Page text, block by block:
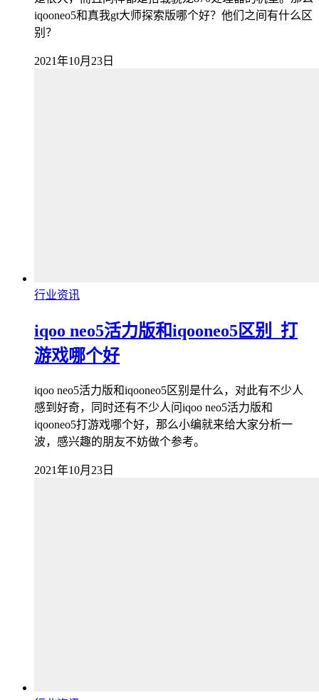
iqooneo5和真我gt大师探索版哪个好？他们之间有什么区
别？
2021年10月23日
行业资讯
iqoo neo5活力版和iqooneo5区别_打
游戏哪个好
iqoo neo5活力版和iqooneo5区别是什么，对此有不少人
感到好奇，同时还有不少人问iqoo neo5活力版和
iqooneo5打游戏哪个好，那么小编就来给大家分析一
波，感兴趣的朋友不妨做个参考。
2021年10月23日